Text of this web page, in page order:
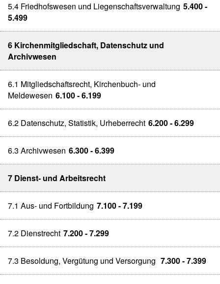
5.4 Friedhofswesen und Liegenschaftsverwaltung 5.400 -
5.499
6 Kirchenmitgliedschaft, Datenschutz und
Archivwesen
6.1 Mitgliedschaftsrecht, Kirchenbuch- und
Meldewesen 6.100 - 6.199
6.2 Datenschutz, Statistik, Urheberrecht 6.200 - 6.299
6.3 Archivwesen 6.300 - 6.399
7 Dienst- und Arbeitsrecht
7.1 Aus- und Fortbildung 7.100 - 7.199
7.2 Dienstrecht 7.200 - 7.299
7.3 Besoldung, Vergütung und Versorgung 7.300 - 7.399